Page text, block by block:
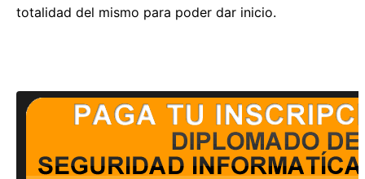
totalidad del mismo para poder dar inicio.